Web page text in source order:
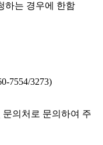
하는 경우에 한함
7554/3273)
의처로 문의하여 주